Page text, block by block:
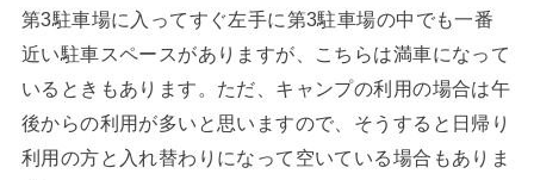
第3駐車場に入ってすぐ左手に第3駐車場の中でも一番
近い駐車スペースがありますが、こちらは満車になって
いるときもあります。ただ、キャンプの利用の場合は午
後からの利用が多いと思いますので、そうすると日帰り
利用の方と入れ替わりになって空いている場合もありま